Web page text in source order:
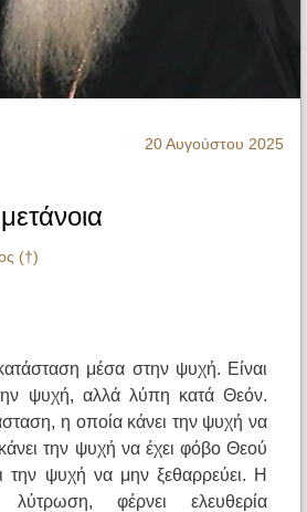
20 Αυγούστου 2025
(†)
μέσα στην ψυχή. Είναι
ψυχή, αλλά λύπη κατά Θεόν.
η οποία κάνει την ψυχή να
την ψυχή να έχει φόβο Θεού
την ψυχή να μην ξεθαρρεύει. Η
λύτρωση, φέρνει ελευθερία